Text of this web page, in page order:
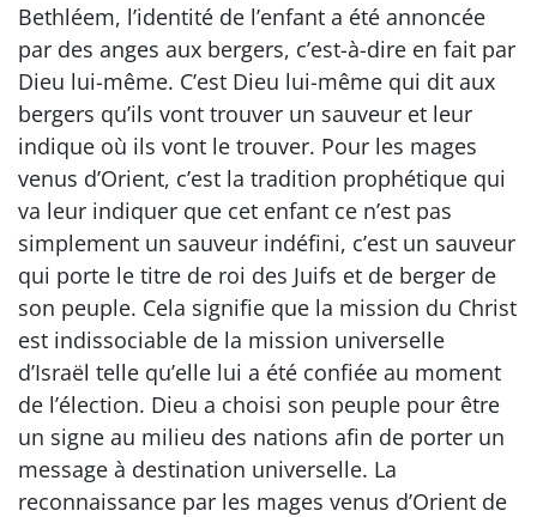
Bethléem, l’identité de l’enfant a été annoncée
par des anges aux bergers, c’est-à-dire en fait par
Dieu lui-même. C’est Dieu lui-même qui dit aux
bergers qu’ils vont trouver un sauveur et leur
indique où ils vont le trouver. Pour les mages
venus d’Orient, c’est la tradition prophétique qui
va leur indiquer que cet enfant ce n’est pas
simplement un sauveur indéfini, c’est un sauveur
qui porte le titre de roi des Juifs et de berger de
son peuple. Cela signifie que la mission du Christ
est indissociable de la mission universelle
d’Israël telle qu’elle lui a été confiée au moment
de l’élection. Dieu a choisi son peuple pour être
un signe au milieu des nations afin de porter un
message à destination universelle. La
reconnaissance par les mages venus d’Orient de